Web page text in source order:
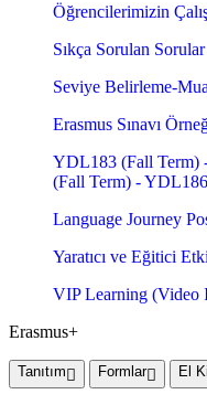
Öğrencilerimizin
Sıkça Sorulan Sorular
Seviye Belirleme-
Erasmus Sınavı
YDL183 (Fall Term)
(Fall Term) - YDL186
Language Journey
Yaratıcı ve Eğitici
VIP Learning (Video
Erasmus+
Tanıtım Formlar